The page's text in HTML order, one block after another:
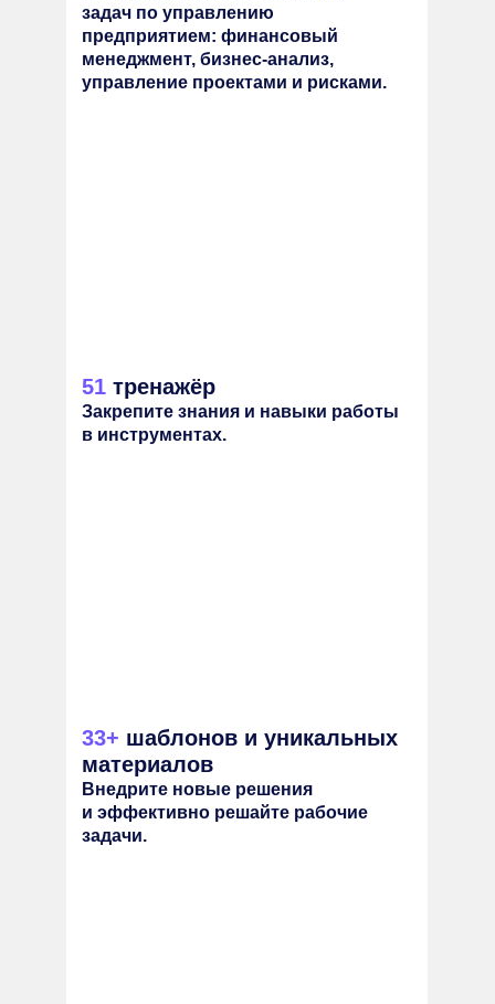
51 тренажёр
Закрепите знания и навыки работы
в инструментах.
задач по управлению
предприятием: финансовый
менеджмент, бизнес-анализ,
управление проектами и рисками.
33+ шаблонов и уникальных
материалов
Внедрите новые решения
и эффективно решайте рабочие
задачи.